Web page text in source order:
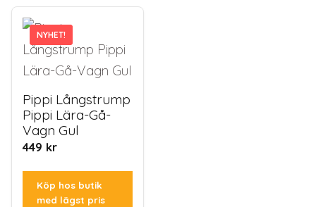
NYHET!
NYHET!
Pippi Långstrump
Pippi Lära-Gå-
Vagn Gul
449 kr
Köp hos butik
med lägst pris